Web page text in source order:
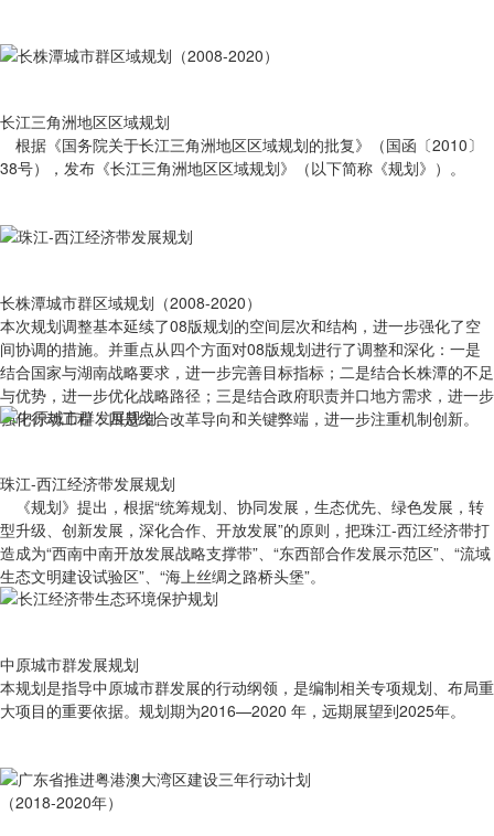
长江三角洲地区区域规划
根据《国务院关于长江三角洲地区区域规划的批复》（国函〔2010〕
38号），发布《长江三角洲地区区域规划》（以下简称《规划》）。
长株潭城市群区域规划（2008-2020）
本次规划调整基本延续了08版规划的空间层次和结构，进一步强化了空
间协调的措施。并重点从四个方面对08版规划进行了调整和深化：一是
结合国家与湖南战略要求，进一步完善目标指标；二是结合长株潭的不足
与优势，进一步优化战略路径；三是结合政府职责并口地方需求，进一步
强化行动工程；四是结合改革导向和关键弊端，进一步注重机制创新。
珠江-西江经济带发展规划
《规划》提出，根据“统筹规划、协同发展，生态优先、绿色发展，转
型升级、创新发展，深化合作、开放发展”的原则，把珠江-西江经济带打
造成为“西南中南开放发展战略支撑带”、“东西部合作发展示范区”、“流域
生态文明建设试验区”、“海上丝绸之路桥头堡”。
中原城市群发展规划
本规划是指导中原城市群发展的行动纲领，是编制相关专项规划、布局重
大项目的重要依据。规划期为2016—2020 年，远期展望到2025年。